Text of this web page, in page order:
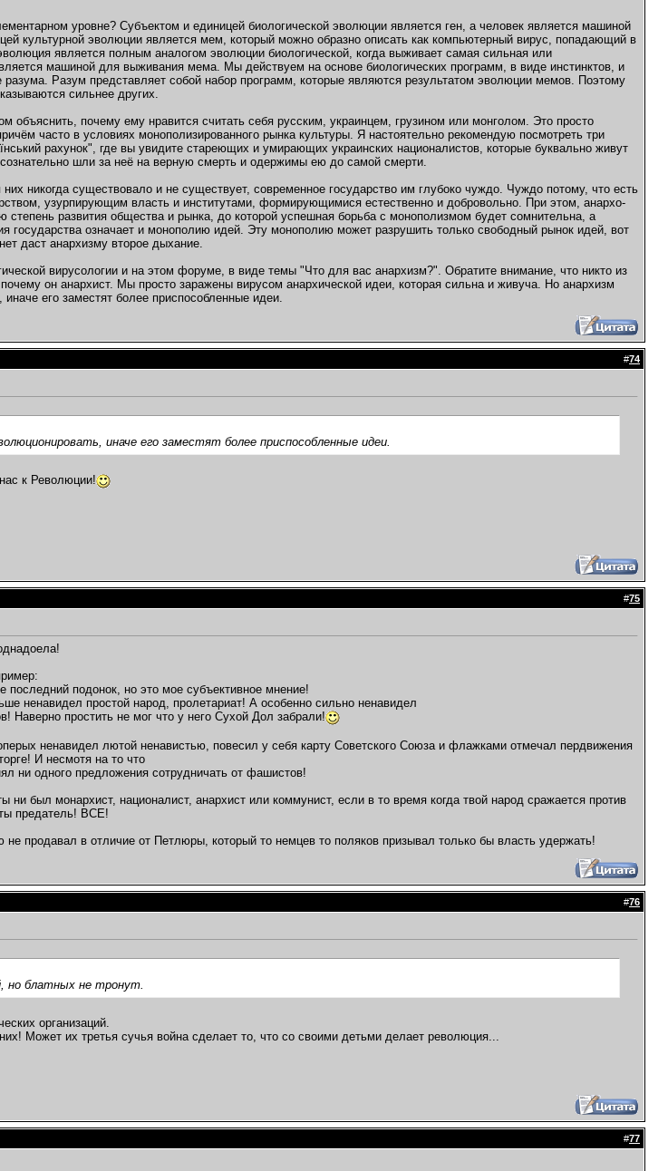
уровне? Субъектом и единицей биологической эволюции является ген, а человек является машиной
культурной эволюции является мем, который можно образно описать как компьютерный вирус, попадающий в
является полным аналогом эволюции биологической, когда выживает самая сильная или
машиной для выживания мема. Мы действуем на основе биологических программ, в виде инстинктов, и
разума. Разум представляет собой набор программ, которые являются результатом эволюции мемов. Поэтому
сильнее других.
объяснить, почему ему нравится считать себя русским, украинцем, грузином или монголом. Это просто
часто в условиях монополизированного рынка культуры. Я настоятельно рекомендую посмотреть три
рахунок", где вы увидите стареющих и умирающих украинских националистов, которые буквально живут
шли за неё на верную смерть и одержимы ею до самой смерти.
них никогда существовало и не существует, современное государство им глубоко чуждо. Чуждо потому, что есть
узурпирующим власть и институтами, формирующимися естественно и добровольно. При этом, анархо-
степень развития общества и рынка, до которой успешная борьба с монополизмом будет сомнительна, а
государства означает и монополию идей. Эту монополию может разрушить только свободный рынок идей, вот
даст анархизму второе дыхание.
вирусологии и на этом форуме, в виде темы "Что для вас анархизм?". Обратите внимание, что никто из
он анархист. Мы просто заражены вирусом анархической идеи, которая сильна и живуча. Но анархизм
его заместят более приспособленные идеи.
#74
иначе его заместят более приспособленные идеи.
к Революции!
#75
последний подонок, но это мое субъективное мнение!
ненавидел простой народ, пролетариат! А особенно сильно ненавидел
Наверно простить не мог что у него Сухой Дол забрали!
ненавидел лютой ненавистью, повесил у себя карту Советского Союза и флажками отмечал пердвижения
И несмотя на то что
ни одного предложения сотрудничать от фашистов!
монархист, националист, анархист или коммунист, если в то время когда твой народ сражается против
предатель! ВСЕ!
продавал в отличие от Петлюры, который то немцев то поляков призывал только бы власть удержать!
#76
но блатных не тронут.
организаций.
Может их третья сучья война сделает то, что со своими детьми делает революция...
#77